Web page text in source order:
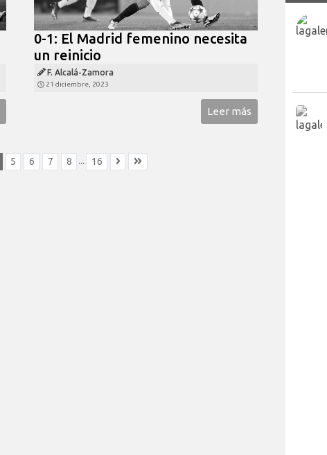
0-1: El Madrid femenino necesita
un reinicio
F. Alcalá-Zamora
21 diciembre, 2023
Leer más
5 6 7 8 ... 16